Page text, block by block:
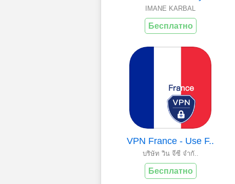
IMANE KARBAL
Бесплатно
VPN France - Use F..
บริษัท วิน จีซี จำกั..
Бесплатно